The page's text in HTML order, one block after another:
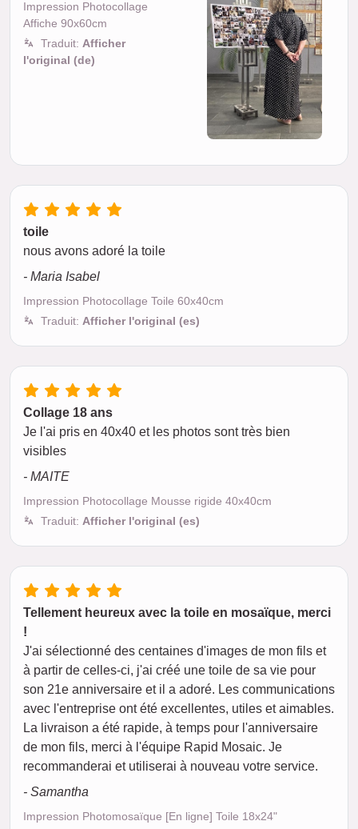
Impression Photocollage
Affiche 90x60cm
Traduit: Afficher
l'original (de)
toile
nous avons adoré la toile
- Maria Isabel
Impression Photocollage Toile 60x40cm
Traduit: Afficher l'original (es)
Collage 18 ans
Je l'ai pris en 40x40 et les photos sont très bien
visibles
- MAITE
Impression Photocollage Mousse rigide 40x40cm
Traduit: Afficher l'original (es)
Tellement heureux avec la toile en mosaïque, merci
!
J'ai sélectionné des centaines d'images de mon fils et
à partir de celles-ci, j'ai créé une toile de sa vie pour
son 21e anniversaire et il a adoré. Les communications
avec l'entreprise ont été excellentes, utiles et aimables.
La livraison a été rapide, à temps pour l'anniversaire
de mon fils, merci à l'équipe Rapid Mosaic. Je
recommanderai et utiliserai à nouveau votre service.
- Samantha
Impression Photomosaïque [En ligne] Toile 18x24"